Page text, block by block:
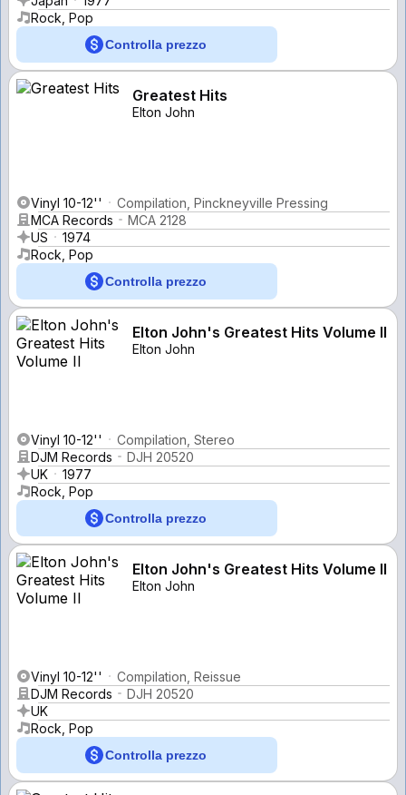
Rock, Pop
Controlla prezzo
Greatest Hits
Elton John
Vinyl 10-12''
Compilation, Pinckneyville Pressing
MCA Records
MCA 2128
US
1974
Rock, Pop
Controlla prezzo
Elton John's Greatest Hits Volume II
Elton John
Vinyl 10-12''
Compilation, Stereo
DJM Records
DJH 20520
UK
1977
Rock, Pop
Controlla prezzo
Elton John's Greatest Hits Volume II
Elton John
Vinyl 10-12''
Compilation, Reissue
DJM Records
DJH 20520
UK
Rock, Pop
Controlla prezzo